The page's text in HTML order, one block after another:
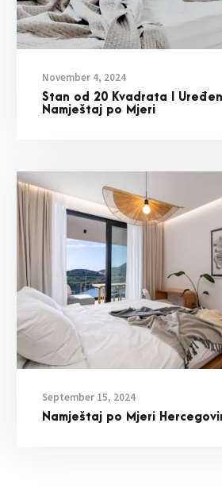
November 4, 2024
Stan od 20 Kvadrata I
Namještaj po Mjeri
September 15, 2024
Namještaj po Mjeri